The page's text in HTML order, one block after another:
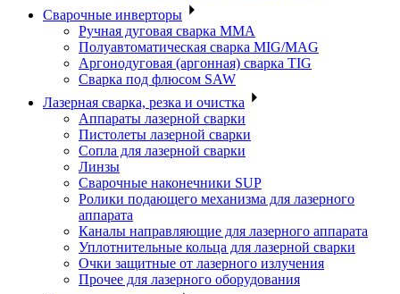
Сварочные инверторы
Ручная дуговая сварка MMA
Полуавтоматическая сварка MIG/MAG
Аргонодуговая (аргонная) сварка TIG
Сварка под флюсом SAW
Лазерная сварка, резка и очистка
Аппараты лазерной сварки
Пистолеты лазерной сварки
Сопла для лазерной сварки
Линзы
Сварочные наконечники SUP
Ролики подающего механизма для лазерного
аппарата
Каналы направляющие для лазерного аппарата
Уплотнительные кольца для лазерной сварки
Очки защитные от лазерного излучения
Прочее для лазерного оборудования